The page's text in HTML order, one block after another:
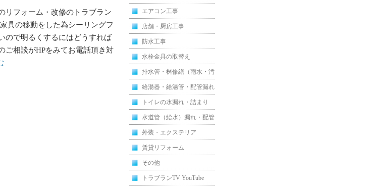
リフォーム・改修のトラブラン
具の移動をした為シーリングフ
ので明るくするにはどうすれば
ご相談がHPをみてお電話頂き対
エアコン工事
店舗・厨房工事
防水工事
水栓金具の取替え
排水管・桝修繕（雨水・汚
水）
給湯器・給湯管・配管漏れ
トイレの水漏れ・詰まり
水道管（給水）漏れ・配管
外装・エクステリア
賃貸リフォーム
その他
トラブランTV YouTube